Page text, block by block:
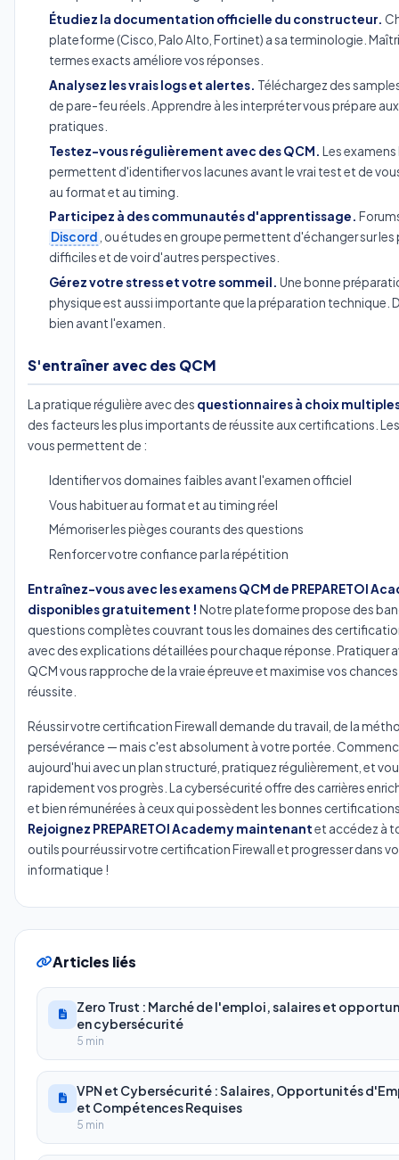
Étudiez la documentation officielle du constructeur.
plateforme (Cisco, Palo Alto, Fortinet) a sa terminologie.
termes exacts améliore vos réponses.
Analysez les vrais logs et alertes. Téléchargez des
de pare-feu réels. Apprendre à les interpréter vous prépare
pratiques.
Testez-vous régulièrement avec des QCM. Les
permettent d'identifier vos lacunes avant le vrai test et de
au format et au timing.
Participez à des communautés d'apprentissage.
Discord , ou études en groupe permettent d'échanger sur
difficiles et de voir d'autres perspectives.
Gérez votre stress et votre sommeil. Une bonne
physique est aussi importante que la préparation technique.
bien avant l'examen.
S'entraîner avec des QCM
La pratique régulière avec des questionnaires à choix
des facteurs les plus importants de réussite aux certifications.
vous permettent de :
Identifier vos domaines faibles avant l'examen officiel
Vous habituer au format et au timing réel
Mémoriser les pièges courants des questions
Renforcer votre confiance par la répétition
Entraînez-vous avec les examens QCM de PREPARETOI
disponibles gratuitement ! Notre plateforme propose des
questions complètes couvrant tous les domaines des
avec des explications détaillées pour chaque réponse. Pratiquer
QCM vous rapproche de la vraie épreuve et maximise vos
réussite.
Réussir votre certification Firewall demande du travail, de la
persévérance — mais c'est absolument à votre portée.
aujourd'hui avec un plan structuré, pratiquez régulièrement, et
rapidement vos progrès. La cybersécurité offre des carrières
et bien rémunérées à ceux qui possèdent les bonnes
Rejoignez PREPARETOI Academy maintenantet accédez à
outils pour réussir votre certification Firewall et progresser dans
informatique !
Articles liés
Zero Trust : Marché de l'emploi, salaires et
en cybersécurité
5 min
VPN et Cybersécurité : Salaires, Opportunités
et Compétences Requises
5 min